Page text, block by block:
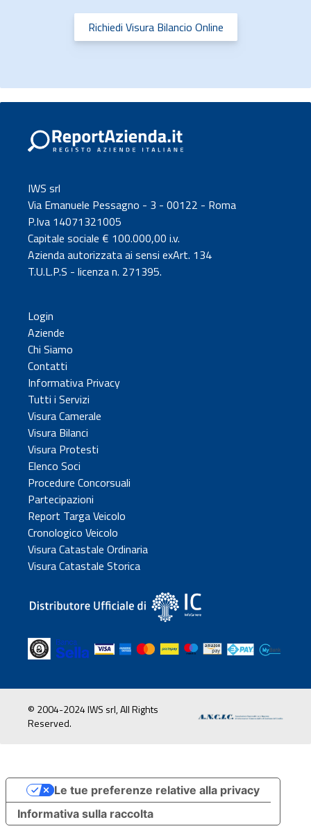
Richiedi Visura Bilancio Online
IWS srl
Via Emanuele Pessagno - 3 - 00122 - Roma
P.Iva 14071321005
Capitale sociale € 100.000,00 i.v.
Azienda autorizzata ai sensi exArt. 134
T.U.L.P.S - licenza n. 271395.
Login
Aziende
Chi Siamo
Contatti
Informativa Privacy
Tutti i Servizi
Visura Camerale
Visura Bilanci
Visura Protesti
Elenco Soci
Procedure Concorsuali
Partecipazioni
Report Targa Veicolo
Cronologico Veicolo
Visura Catastale Ordinaria
Visura Catastale Storica
© 2004-2024 IWS srl, All Rights
Reserved.
Informativa sulla raccolta
Le tue preferenze relative alla privacy